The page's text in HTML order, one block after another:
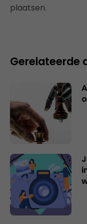
plaatsen.
Gerelateerde